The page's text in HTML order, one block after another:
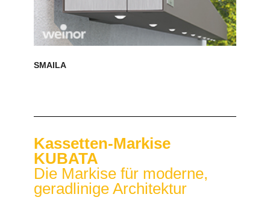
SMAILA
Kassetten-Markise
KUBATA
Die Markise für moderne,
geradlinige Architektur